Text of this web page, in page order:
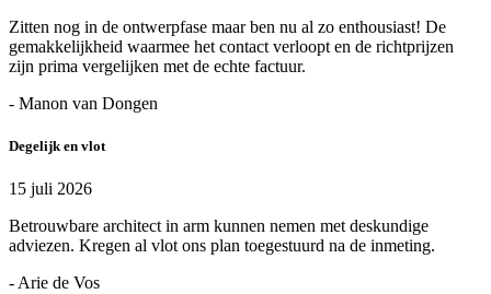
Zitten nog in de ontwerpfase maar ben nu al zo enthousiast! De
gemakkelijkheid waarmee het contact verloopt en de richtprijzen
zijn prima vergelijken met de echte factuur.
- Manon van Dongen
Degelijk en vlot
15 juli 2026
Betrouwbare architect in arm kunnen nemen met deskundige
adviezen. Kregen al vlot ons plan toegestuurd na de inmeting.
- Arie de Vos